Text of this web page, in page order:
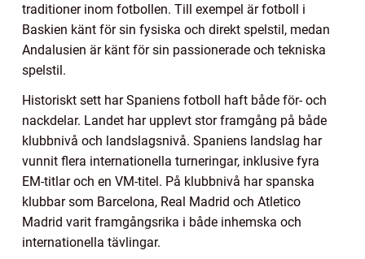
traditioner inom fotbollen. Till exempel är fotboll i
Baskien känt för sin fysiska och direkt spelstil, medan
Andalusien är känt för sin passionerade och tekniska
spelstil.
Historiskt sett har Spaniens fotboll haft både för- och
nackdelar. Landet har upplevt stor framgång på både
klubbnivå och landslagsnivå. Spaniens landslag har
vunnit flera internationella turneringar, inklusive fyra
EM-titlar och en VM-titel. På klubbnivå har spanska
klubbar som Barcelona, Real Madrid och Atletico
Madrid varit framgångsrika i både inhemska och
internationella tävlingar.